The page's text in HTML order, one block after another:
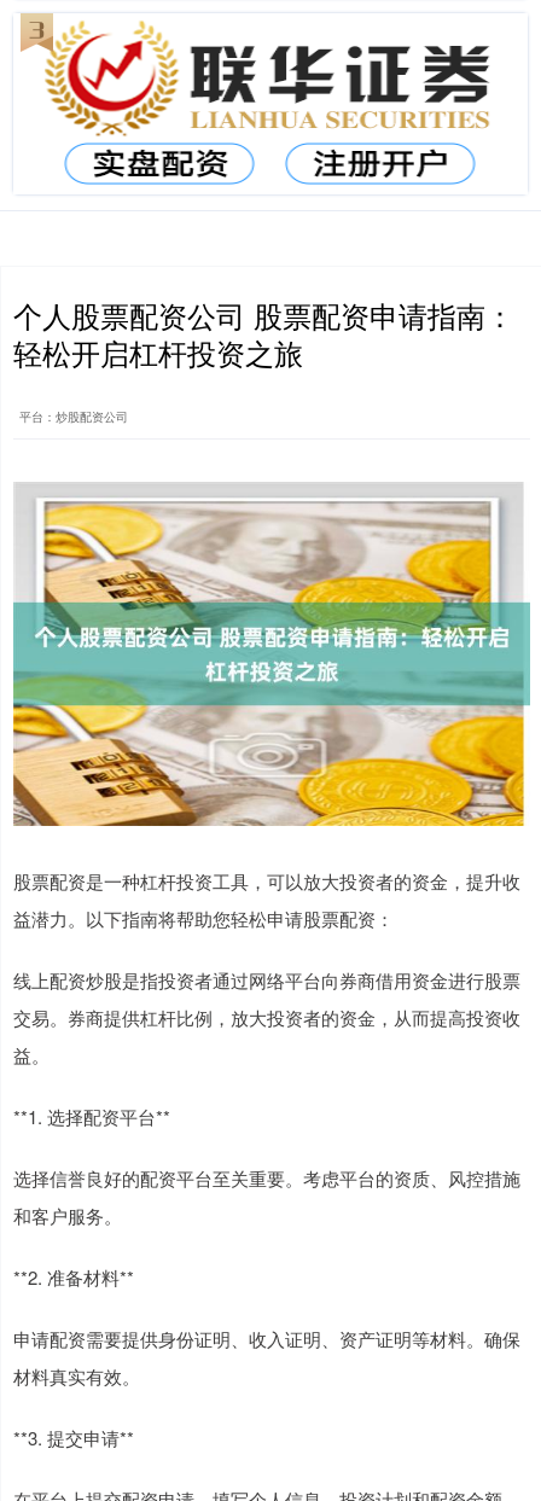
个人股票配资公司 股票配资申请指南：
轻松开启杠杆投资之旅
平台：炒股配资公司
股票配资是一种杠杆投资工具，可以放大投资者的资金，提升收
益潜力。以下指南将帮助您轻松申请股票配资：
线上配资炒股是指投资者通过网络平台向券商借用资金进行股票
交易。券商提供杠杆比例，放大投资者的资金，从而提高投资收
益。
**1. 选择配资平台**
选择信誉良好的配资平台至关重要。考虑平台的资质、风控措施
和客户服务。
**2. 准备材料**
申请配资需要提供身份证明、收入证明、资产证明等材料。确保
材料真实有效。
**3. 提交申请**